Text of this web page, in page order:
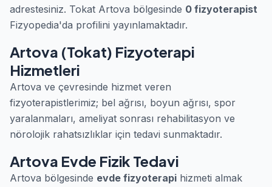
adrestesiniz. Tokat Artova bölgesinde 0 fizyoterapist
Fizyopedia'da profilini yayınlamaktadır.
Artova (Tokat) Fizyoterapi
Hizmetleri
Artova ve çevresinde hizmet veren
fizyoterapistlerimiz; bel ağrısı, boyun ağrısı, spor
yaralanmaları, ameliyat sonrası rehabilitasyon ve
nörolojik rahatsızlıklar için tedavi sunmaktadır.
Artova Evde Fizik Tedavi
Artova bölgesinde evde fizyoterapi hizmeti almak